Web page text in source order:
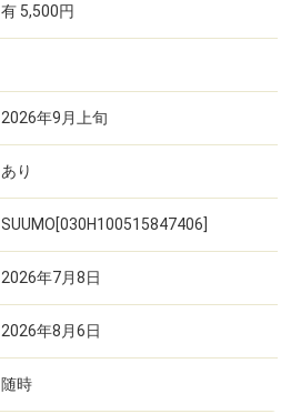
有 5,500円
2026年9月上旬
あり
SUUMO[030H100515847406]
2026年7月8日
2026年8月6日
随時